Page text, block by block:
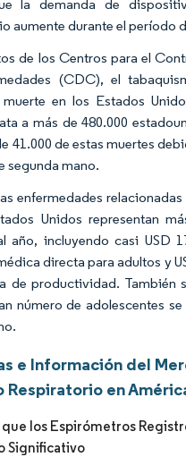
la demanda de
aumente durante el período
de los Centros para el
(CDC), el
en los Estados
a más de 480.000
41.000 de estas muertes
segunda mano.
enfermedades
Unidos representan
año, incluyendo casi USD
directa para adultos y
de productividad. También
número de adolescentes
e Información del
Respiratorio en
que los Espirómetros
Significativo